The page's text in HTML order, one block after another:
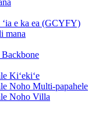
e ka ea (GCYFY)
mana
Backbone
Kiʻekiʻe
Noho Multi-papahele
Noho Villa